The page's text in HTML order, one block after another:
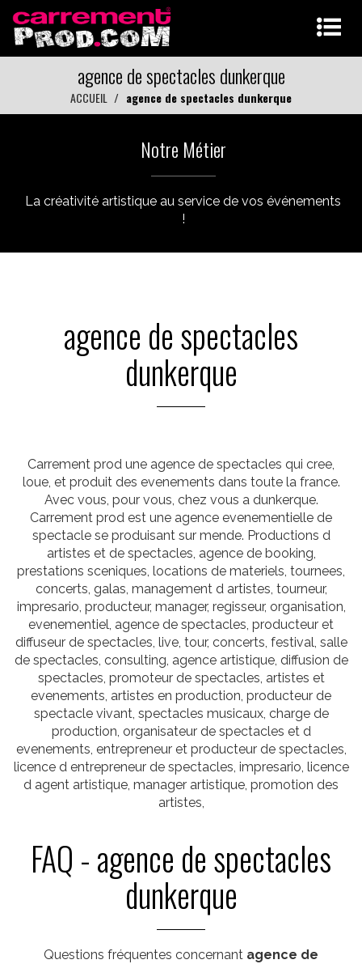
agence de spectacles dunkerque
ACCUEIL agence de spectacles dunkerque
Notre Métier
La créativité artistique au service de vos événements
!
agence de spectacles
dunkerque
Carrement prod une agence de spectacles qui cree,
loue, et produit des evenements dans toute la france.
Avec vous, pour vous, chez vous a dunkerque.
Carrement prod est une agence evenementielle de
spectacle se produisant sur mende. Productions d
artistes et de spectacles, agence de booking,
prestations sceniques, locations de materiels, tournees,
concerts, galas, management d artistes, tourneur,
impresario, producteur, manager, regisseur, organisation,
evenementiel, agence de spectacles, producteur et
diffuseur de spectacles, live, tour, concerts, festival, salle
de spectacles, consulting, agence artistique, diffusion de
spectacles, promoteur de spectacles, artistes et
evenements, artistes en production, producteur de
spectacle vivant, spectacles musicaux, charge de
production, organisateur de spectacles et d
evenements, entrepreneur et producteur de spectacles,
licence d entrepreneur de spectacles, impresario, licence
d agent artistique, manager artistique, promotion des
artistes,
FAQ - agence de spectacles
dunkerque
Questions fréquentes concernant agence de